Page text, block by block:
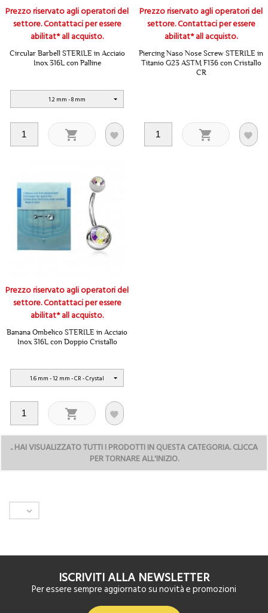
Prezzo riservato agli operatori del
settore. Contattaci per essere
abilitat* all acquisto.
Circular Barbell STERILE in Acciaio
Inox 316L con Palline
1.2 mm - 8 mm
 
Prezzo riservato agli operatori del
settore. Contattaci per essere
abilitat* all acquisto.
Piercing Naso Nose Screw STERILE in
Titanio G23 ASTM F136 con Cristallo
CR
 
Prezzo riservato agli operatori del
settore. Contattaci per essere
abilitat* all acquisto.
Banana Ombelico STERILE in Acciaio
Inox 316L con Doppio Cristallo
1.6 mm - 12 mm - CR - Crystal
 
..HAI VISUALIZZATO TUTTI I PRODOTTI IN QUESTA CATEGORIA. CLICCA
PER TORNARE ALL'INIZIO.

ISCRIVITI ALLA NEWSLETTER
Per essere sempre aggiornato su novità e promozioni